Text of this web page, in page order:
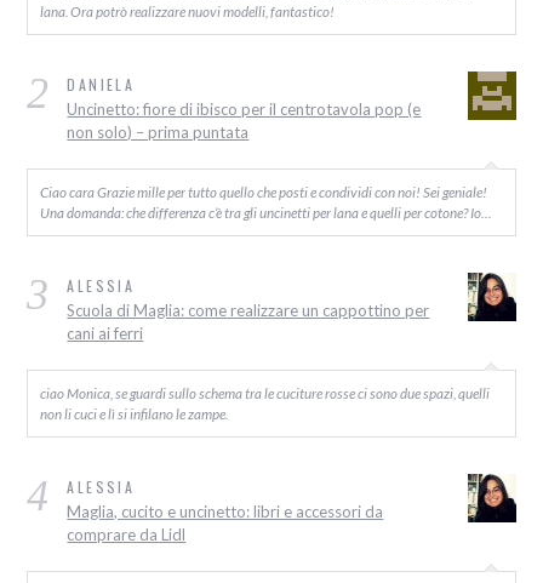
lana. Ora potrò realizzare nuovi modelli, fantastico!
2 DANIELA
Uncinetto: fiore di ibisco per il centrotavola pop (e
non solo) – prima puntata
Ciao cara Grazie mille per tutto quello che posti e condividi con noi! Sei geniale!
Una domanda: che differenza c’è tra gli uncinetti per lana e quelli per cotone? Io…
3 ALESSIA
Scuola di Maglia: come realizzare un cappottino per
cani ai ferri
ciao Monica, se guardi sullo schema tra le cuciture rosse ci sono due spazi, quelli
non li cuci e lì si infilano le zampe.
4 ALESSIA
Maglia, cucito e uncinetto: libri e accessori da
comprare da Lidl